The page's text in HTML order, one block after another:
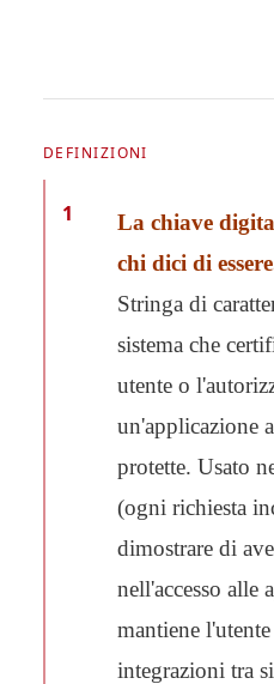
DEFINIZIONI
1
La chiave
chi dici di
Stringa di
sistema che
utente o
un'applicazione
protette. Usato
(ogni richiesta
dimostrare di
nell'accesso alle
mantiene
integrazioni tra